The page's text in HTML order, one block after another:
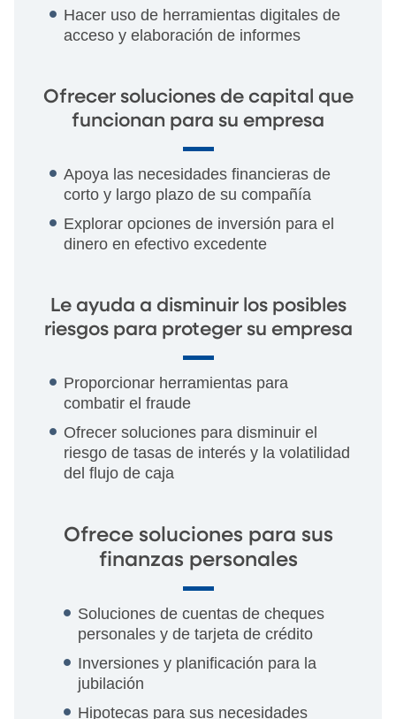
Hacer uso de herramientas digitales de
acceso y elaboración de informes
Ofrecer soluciones de capital que
funcionan para su empresa
Apoya las necesidades financieras de
corto y largo plazo de su compañía
Explorar opciones de inversión para el
dinero en efectivo excedente
Le ayuda a disminuir los posibles
riesgos para proteger su empresa
Proporcionar herramientas para
combatir el fraude
Ofrecer soluciones para disminuir el
riesgo de tasas de interés y la volatilidad
del flujo de caja
Ofrece soluciones para sus
finanzas personales
Soluciones de cuentas de cheques
personales y de tarjeta de crédito
Inversiones y planificación para la
jubilación
Hipotecas para sus necesidades